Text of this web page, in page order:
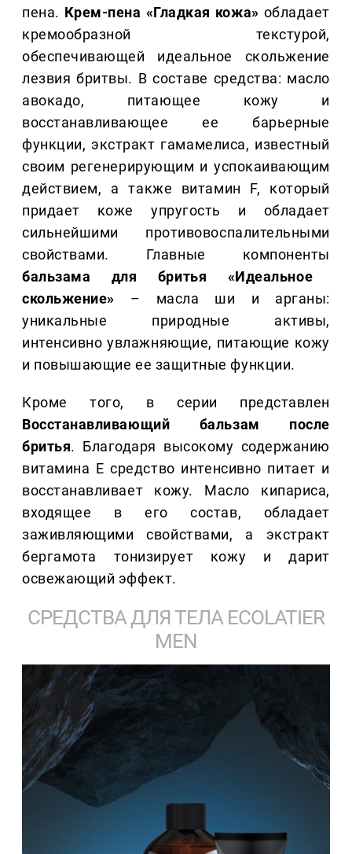
пена. Крем-пена «Гладкая кожа» обладает
кремообразной текстурой,
обеспечивающей идеальное скольжение
лезвия бритвы. В составе средства: масло
авокадо, питающее кожу и
восстанавливающее ее барьерные
функции, экстракт гамамелиса, известный
своим регенерирующим и успокаивающим
действием, а также витамин F, который
придает коже упругость и обладает
сильнейшими противовоспалительными
свойствами. Главные компоненты
бальзама для бритья «Идеальное
скольжение» – масла ши и арганы:
уникальные природные активы,
интенсивно увлажняющие, питающие кожу
и повышающие ее защитные функции.
Кроме того, в серии представлен
Восстанавливающий бальзам после
бритья. Благодаря высокому содержанию
витамина Е средство интенсивно питает и
восстанавливает кожу. Масло кипариса,
входящее в его состав, обладает
заживляющими свойствами, а экстракт
бергамота тонизирует кожу и дарит
освежающий эффект.
СРЕДСТВА ДЛЯ ТЕЛА ECOLATIER
MEN